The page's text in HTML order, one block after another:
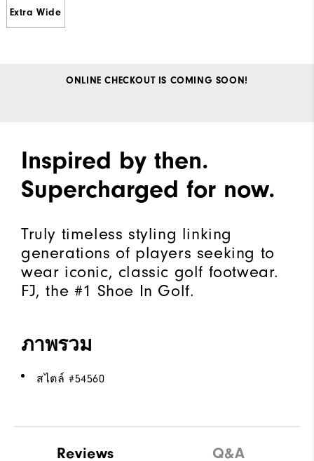
Extra Wide
ONLINE CHECKOUT IS COMING SOON!
Inspired by then.
Supercharged for now.
Truly timeless styling linking
generations of players seeking to
wear iconic, classic golf footwear.
FJ, the #1 Shoe In Golf.
ภาพรวม
สไตล์ #54560
Reviews Q&A